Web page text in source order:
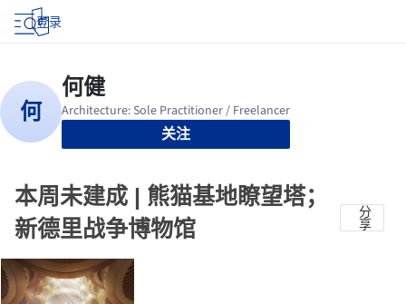
登录
关注
本周未建成 | 熊猫基地瞭望塔；
新德里战争博物馆
分
享